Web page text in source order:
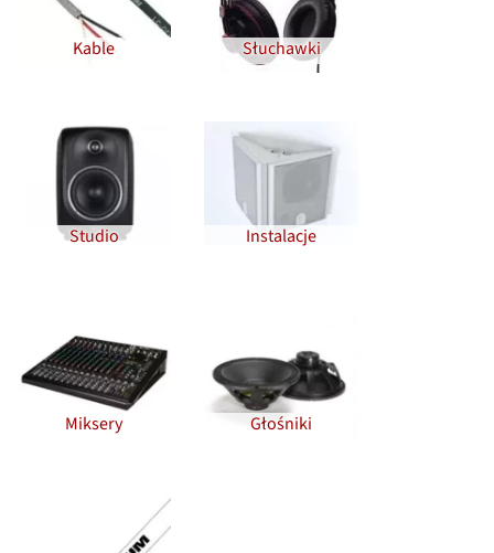
Kable Słuchawki
Studio Instalacje
Miksery Głośniki